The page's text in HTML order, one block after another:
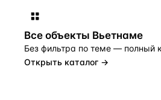
Все объекты Вьетнаме
Без фильтра по теме — полный
Открыть каталог →